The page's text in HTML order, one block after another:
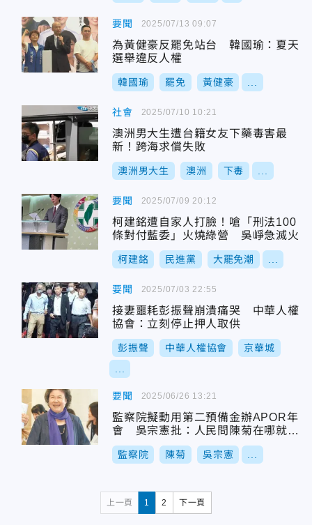
要聞
為黃健豪反罷免站台 韓國瑜：夏天
選舉違反人權
韓國瑜 罷免 黃健豪
2025/07/13 09:07
社會
澳洲男大生遭台籍女友下藥毒害最
新！跨海求償失敗
澳洲男大生 澳洲 下毒
2025/07/10 10:21
要聞
柯建銘遭自家人打臉！嗆「刑法100
條對付藍委」火燒綠營 吳崢急滅火
柯建銘 民進黨 大罷免潮
2025/07/09 20:12
要聞
接妻噩耗彭振聲崩潰痛哭 中華人權
協會：立刻停止押人取供
彭振聲 中華人權協會 京華城
2025/07/03 22:55
要聞
監察院擬動用第二預備金辦APOR年
會 吳宗憲批：人民問陳菊在哪就被
抓
監察院 陳菊 吳宗憲
2025/06/26 13:21
上一頁 1 2 下一頁